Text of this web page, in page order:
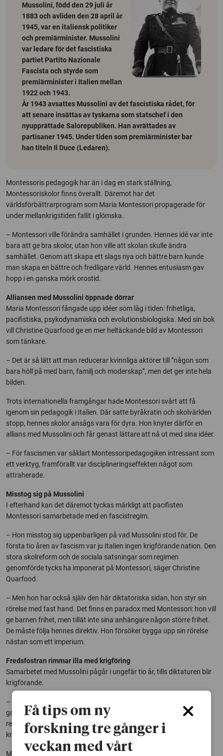
Mussolini, född den 29 juli år
1883 och avliden den 28 april år
1945, var en italiensk politiker
och premiärminister. Mussolini
var ledare för det fascistiska
partiet Partito Nazionale
Fascista och styrde som
premiärminister i Italien mellan
1922 och 1943.
År 1943 avsattes Mussolini av det fascistiska rådet, för
att senare insättas av tyskarna som statschef i den
nyupprättade Salorepubliken. Han avrättades av
partisaner 1945. Under tiden som premiärminister bar
han titeln Il Duce (Ledaren).
Montessoris pedagogik har än i dag en stark ställning,
Montessoriskolor finns överallt. Däremot har det
världsförbättrarprogram som Maria Montessori propagerade för
under mellankrigstiden fallit i glömska.
– Montessori ville förändra samhället i grunden. Hennes idé var inte
bara att ge bra skolor, utan hon ville att skolan skulle ändra
samhället. Genom att skapa ett slags nya och bättre barn kunde
man skapa en bättre och fredligare värld. Hennes entusiasm gav
hopp i en ganska mörk orostid.
Alliansen med Mussolini öppnade dörrar
Maria Montessori fångade upp idéer som låg i tiden: frihetliga,
pacifistiska, psykodynamiska och evolutionsbiologiska. Med sin bok
vill Christine Quarfood ge en mer heltäckande bild av Montessori
som tänkare.
– Det är så lätt att man reducerar kvinnliga aktörer till ”någon som
bara höll på med barn, familj och moderskap”, men det ger inte hela
bilden.
Trots internationella framgångar hade Montessori svårt att få
igenom sin pedagogik i Italien. Där satte byråkratin och skolvärlden
stopp, hennes skolor ansågs vara för dyra. Hon knyter därför en
allians med Mussolini och får genast lättare att nå ut med sina idéer.
– För fascismen var såklart Montessoripedagogiken intressant som
ett verktyg, framförallt var disciplineringseffekten något som
attraherade.
Misstog sig på Mussolini
I efterhand kan det däremot tyckas märkligt att pacifisten
Montessori samarbetade med en fascistregim.
– Hon misstog sig uppenbarligen på vad Mussolini stod för. De
första tio åren av fascism var ju Italien ingen krigförande nation. Den
stora skolreform och de sociala satsningar som regimen
genomförde tycks ha imponerat på Montessori, säger Christine
Quarfood.
– Men hon har också själv den här diktatoriska sidan, hon styr sin
rörelse med fast hand. Det finns en paradox med Montessori: hon vill
ge barnen frihet, men tillät inte sina anhängare någon större frihet.
De måste följa hennes direktiv. Hon försöker bygga upp sin rörelse
nästan som ett imperium.
Fredsfostran rimmar illa med krigföring
Samarbetet med Mussolini pågår i ungefär tio år, tills diktaturen blir
krigförande.
– I det läget kan inte Montessori längre lyftas fram som
galjonsfiguren, den stora pedagogen, för det skulle gå totalt emot
regimens politik. Hon är ju stenhårt för fredsfostran och har
kritiserat alla idéer som förhärligar krig.
Montessoripedagogiken förbjuds i nazi-Tyskland 1936, Italien följer
Få tips om ny
forskning tre gånger i
veckan med vårt